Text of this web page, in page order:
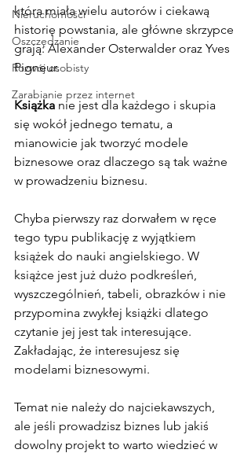
Nieruchomości
Oszczędzanie
Rozwój osobisty
Zarabianie przez internet
która miała wielu autorów i ciekawą
historię powstania, ale główne skrzypce
grają: Alexander Osterwalder oraz Yves
Pigneur.
Książka nie jest dla każdego i skupia
się wokół jednego tematu, a
mianowicie jak tworzyć modele
biznesowe oraz dlaczego są tak ważne
w prowadzeniu biznesu.
Chyba pierwszy raz dorwałem w ręce
tego typu publikację z wyjątkiem
książek do nauki angielskiego. W
książce jest już dużo podkreśleń,
wyszczególnień, tabeli, obrazków i nie
przypomina zwykłej książki dlatego
czytanie jej jest tak interesujące.
Zakładając, że interesujesz się
modelami biznesowymi.
Temat nie należy do najciekawszych,
ale jeśli prowadzisz biznes lub jakiś
dowolny projekt to warto wiedzieć w